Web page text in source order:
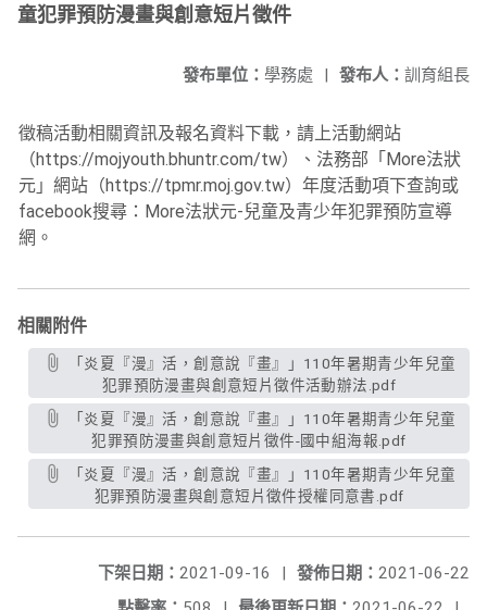
童犯罪預防漫畫與創意短片徵件
發布人： 訓育組長
發布單位： 學務處 |
徵稿活動相關資訊及報名資料下載，請上活動網站
（https://mojyouth.bhuntr.com/tw）、法務部「More法狀
元」網站（https://tpmr.moj.gov.tw）年度活動項下查詢或
facebook搜尋：More法狀元-兒童及青少年犯罪預防宣導
網。
相關附件
犯罪預防漫畫與創意短片徵件活動辦法.pdf
犯罪預防漫畫與創意短片徵件-國中組海報.pdf
犯罪預防漫畫與創意短片徵件授權同意書.pdf
發佈日期： 2021-06-22
下架日期： 2021-09-16
|